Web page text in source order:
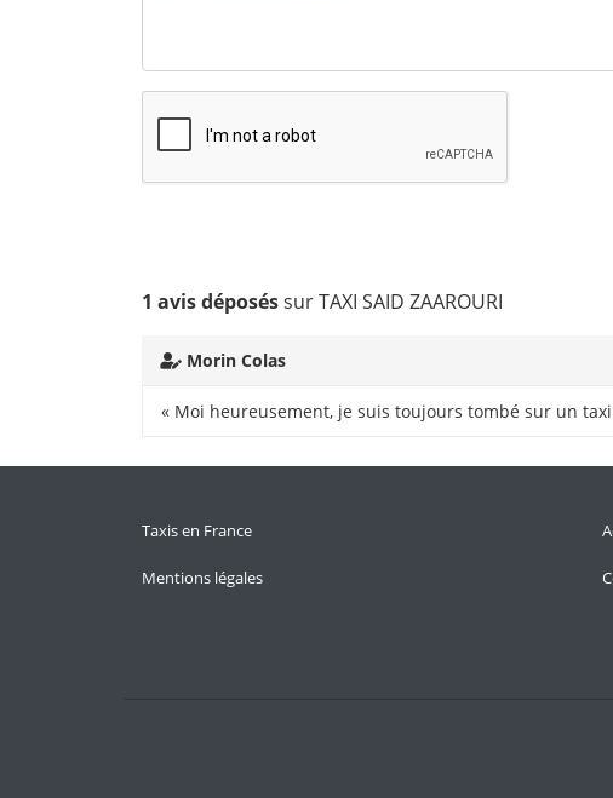
1 avis déposéssur TAXI SAID ZAAROURI
Morin Colas
« Moi heureusement, je suis toujours tombé sur un
Taxis en France
Mentions légales